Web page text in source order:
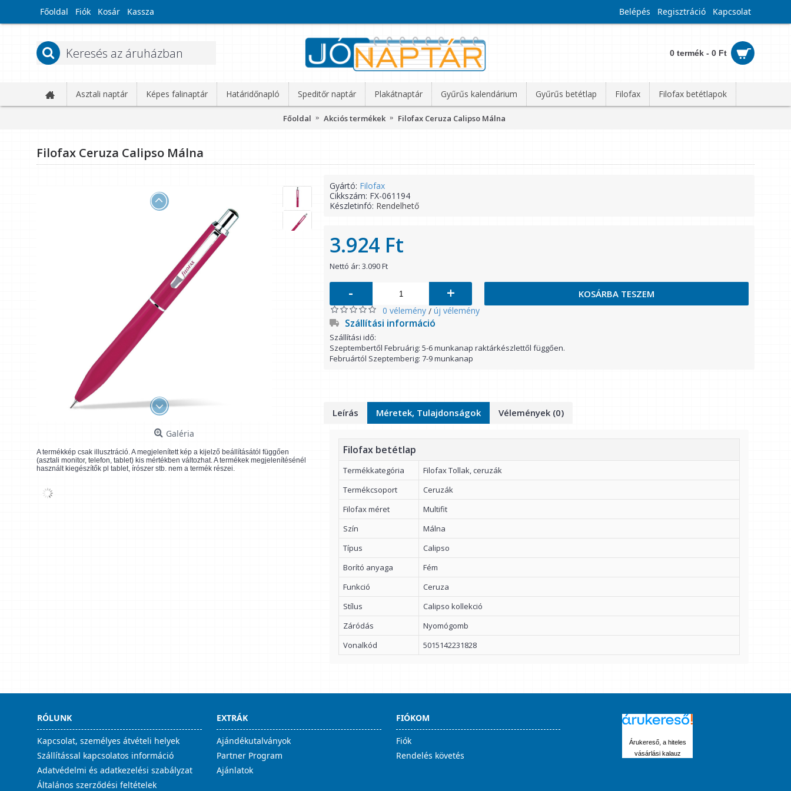
Főoldal Fiók Kosár Kassza Belépés Regisztráció Kapcsolat
0 termék - 0 Ft
Asztali naptár Képes falinaptár Határidőnapló Speditőr naptár Plakátnaptár Gyűrűs kalendárium Gyűrűs betétlap Filofax Filofax betétlapok
Főoldal Akciós termékek Filofax Ceruza Calipso Málna
Filofax Ceruza Calipso Málna
Galéria
A termékkép csak illusztráció. A megjelenített kép a kijelző beállításától függően
(asztali monitor, telefon, tablet) kis mértékben változhat. A termékek megjelenítésénél
használt kiegészítők pl tablet, írószer stb. nem a termék részei.
Gyártó: Filofax
Cikkszám: FX-061194
Készletinfó: Rendelhető
3.924 Ft
Nettó ár: 3.090 Ft
- + KOSÁRBA TESZEM
0 vélemény / új vélemény
Szállítási információ
Szállítási idő:
Szeptembertől Februárig: 5-6 munkanap raktárkészlettől függően.
Februártól Szeptemberig: 7-9 munkanap
Leírás Méretek, Tulajdonságok Vélemények (0)
Filofax betétlap
Termékkategória
Filofax Tollak, ceruzák
Termékcsoport
Ceruzák
Filofax méret
Multifit
Szín
Málna
Típus
Calipso
Borító anyaga
Fém
Funkció
Ceruza
Stílus
Calipso kollekció
Záródás
Nyomógomb
Vonalkód
5015142231828
RÓLUNK
Kapcsolat, személyes átvételi helyek
Szállítással kapcsolatos információ
Adatvédelmi és adatkezelési szabályzat
Általános szerződési feltételek
EXTRÁK
Ajándékutalványok
Partner Program
Ajánlatok
FIÓKOM
Fiók
Rendelés követés
Árukereső, a hiteles
vásárlási kalauz